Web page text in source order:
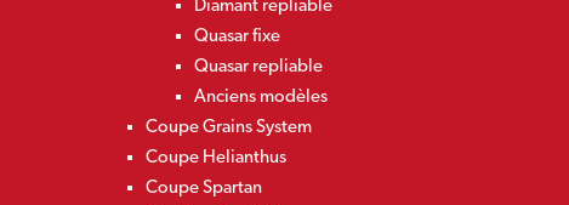
Diamant repliable
Quasar fixe
Quasar repliable
Anciens modèles
Coupe Grains System
Coupe Helianthus
Coupe Spartan